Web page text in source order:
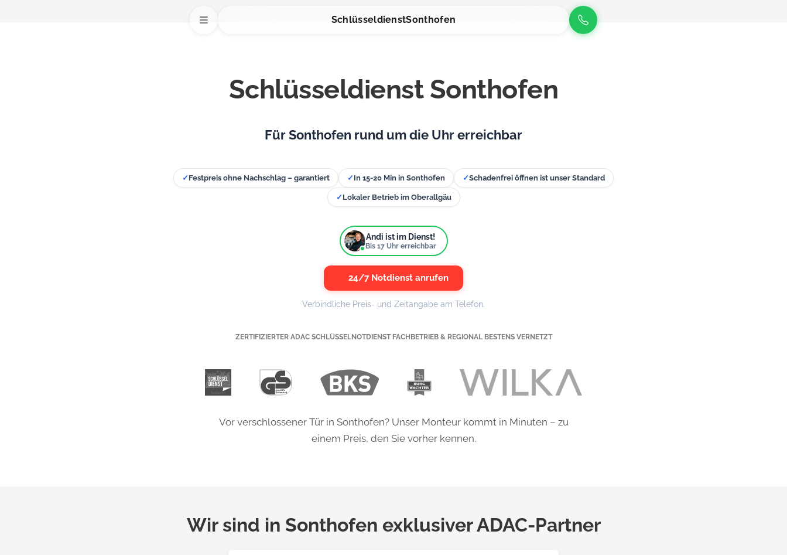
SchlüsseldienstSonthofen
Schlüsseldienst Sonthofen
Für Sonthofen rund um die Uhr erreichbar
✓ Festpreis ohne Nachschlag – garantiert ✓ In 15-20 Min in Sonthofen ✓Schadenfrei öffnen ist unser Standard
✓ Lokaler Betrieb im Oberallgäu
Andi ist im Dienst!
Bis 17Uhr erreichbar
24/7 Notdienst anrufen
Verbindliche Preis- und Zeitangabe am Telefon.
ZERTIFIZIERTER ADAC SCHLÜSSELNOTDIENST FACHBETRIEB & REGIONAL BESTENS VERNETZT
Vor verschlossener Tür in Sonthofen? Unser Monteur kommt in Minuten – zu
einem Preis, den Sie vorher kennen.
Wir sind in Sonthofen exklusiver ADAC-Partner